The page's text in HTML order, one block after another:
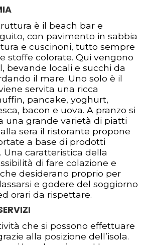
è il beach bar e
con pavimento in sabbia
e cuscinoni, tutto sempre
stoffe colorate. Qui vengono
bevande locali e succhi da
il mare. Uno solo è il
servita una ricca
pancake, yoghurt,
bacon e uova. A pranzo si
una grande varietà di piatti
sera il ristorante propone
a base di prodotti
Una caratteristica della
di fare colazione e
desiderano proprio per
e godere del soggiorno
orari da rispettare.
che si possono effettuare
alla posizione dell’isola.